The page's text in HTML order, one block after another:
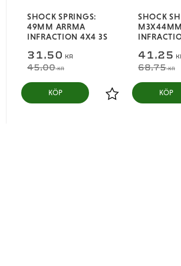
SHOCK SPRINGS:
49MM ARRMA
INFRACTION 4X4 3S
31,50 KR
45,00KR
Lägg till i favoriter
KÖP
SHOCK
41,25
68,75KR
KÖP